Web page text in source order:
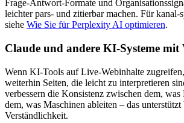
Frage‑Antwort‑Formate und
leichter pars- und zitierbar machen. Für
siehe Wie Sie für Perplexity AI optimieren.
Claude und andere KI‑Systeme
Wenn KI‑Tools auf Live‑Webinhalte
weiterhin Seiten, die leicht zu interpretieren
verbessern die Konsistenz zwischen dem, was
dem, was Maschinen ableiten – das unterstützt
Verständlichkeit.